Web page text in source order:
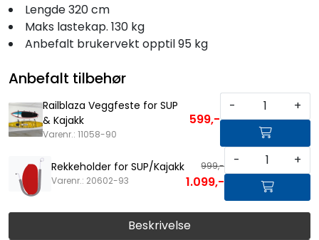
Beskrivelse
Lengde 320 cm
Maks lastekap. 130 kg
Anbefalt brukervekt opptil 95 kg
Anbefalt tilbehør
Railblaza Veggfeste for SUP
& Kajakk
Varenr.: 11058-90
599,-
- +
Rekkeholder for SUP/Kajakk
Varenr.: 20602-93
999,-
1.099,-
- +